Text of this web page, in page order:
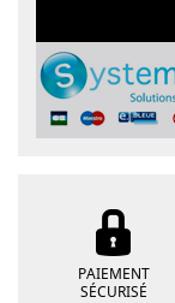
PAIEMENT
SÉCURISÉ